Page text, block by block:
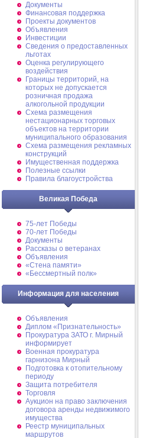
Документы
Финансовая поддержка
Проекты документов
Объявления
Инвестиции
Сведения о предоставленных
льготах
Оценка регулирующего
воздействия
Границы территорий, на
которых не допускается
розничная продажа
алкогольной продукции
Схема размещения
нестационарных торговых
объектов на территории
муниципального образования
Схема размещения рекламных
конструкций
Имущественная поддержка
Полезные ссылки
Правила благоустройства
Великая Победа
75-лет Победы
70-лет Победы
Документы
Рассказы о ветеранах
Объявления
«Стена памяти»
«Бессмертный полк»
Информация для населения
Объявления
Диплом «Признательность»
Прокуратура ЗАТО г. Мирный
информирует
Военная прокуратура
гарнизона Мирный
Подготовка к отопительному
периоду
Защита потребителя
Торговля
Аукцион на право заключения
договора аренды недвижимого
имущества
Реестр муниципальных
маршрутов